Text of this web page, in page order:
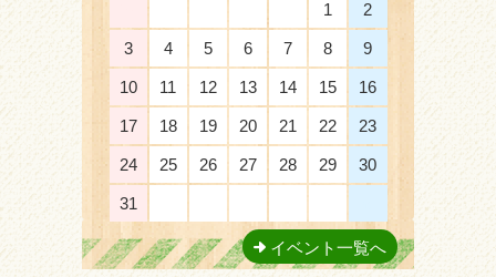
1 2
3 4 5 6 7 8 9
10 11 12 13 14 15 16
17 18 19 20 21 22 23
24 25 26 27 28 29 30
31
イベント一覧へ